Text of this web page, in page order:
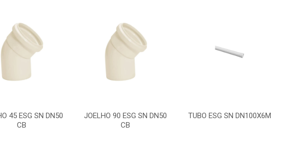
45 ESG SN DN50
CB
JOELHO 90 ESG SN DN50
CB
TUBO ESG SN DN100X6M